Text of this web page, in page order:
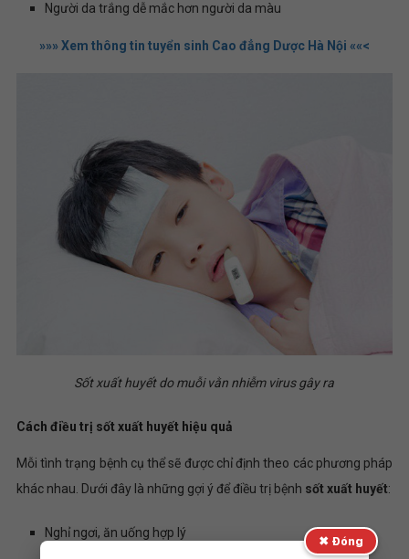
Người da trắng dễ mắc hơn người da màu
»»» Xem thông tin tuyển sinh Cao đẳng Dược Hà Nội ««<
Sốt xuất huyết do muỗi vằn nhiễm virus gây ra
Cách điều trị sốt xuất huyết hiệu quả
Mỗi tình trạng bệnh cụ thể sẽ được chỉ định theo các phương pháp
khác nhau. Dưới đây là những gợi ý để điều trị bệnh sốt xuất huyết:
Nghỉ ngơi, ăn uống hợp lý
✖ Đóng